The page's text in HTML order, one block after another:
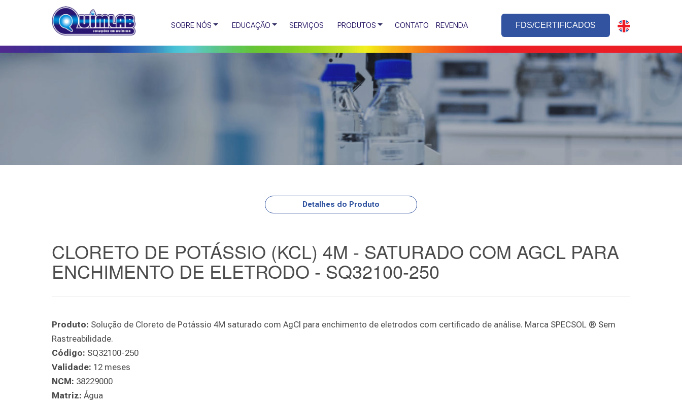
SOBRE NÓS EDUCAÇÃO SERVIÇOS PRODUTOS CONTATO REVENDA FDS/CERTIFICADOS
Detalhes do Produto
CLORETO DE POTÁSSIO (KCL) 4M - SATURADO COM AGCL PARA
ENCHIMENTO DE ELETRODO - SQ32100-250
Produto: Solução de Cloreto de Potássio 4M saturado com AgCl para enchimento de eletrodos com certificado de análise. Marca SPECSOL ® Sem
Rastreabilidade.
Código: SQ32100-250
Validade: 12 meses
NCM: 38229000
Matriz: Água